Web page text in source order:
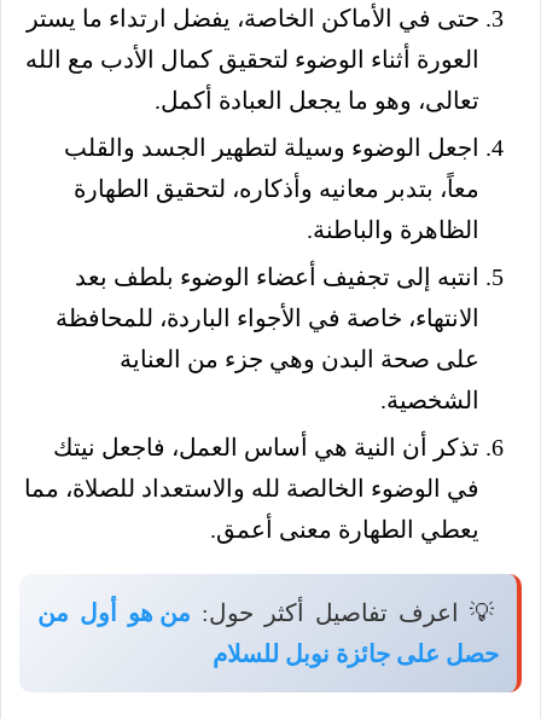
حتى في الأماكن الخاصة، يفضل ارتداء ما يستر
العورة أثناء الوضوء لتحقيق كمال الأدب مع الله
تعالى، وهو ما يجعل العبادة أكمل.
اجعل الوضوء وسيلة لتطهير الجسد والقلب
معاً، بتدبر معانيه وأذكاره، لتحقيق الطهارة
الظاهرة والباطنة.
انتبه إلى تجفيف أعضاء الوضوء بلطف بعد
الانتهاء، خاصة في الأجواء الباردة، للمحافظة
على صحة البدن وهي جزء من العناية
الشخصية.
تذكر أن النية هي أساس العمل، فاجعل نيتك
في الوضوء الخالصة لله والاستعداد للصلاة، مما
يعطي الطهارة معنى أعمق.
💡 اعرف تفاصيل أكثر حول: من هو أول من
حصل على جائزة نوبل للسلام